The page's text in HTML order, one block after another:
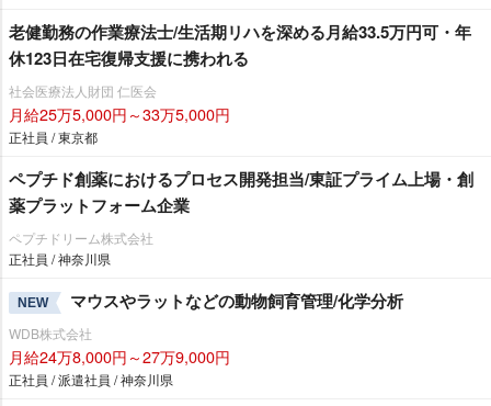
老健勤務の作業療法士/生活期リハを深める月給33.5万円可・年
休123日在宅復帰支援に携われる
社会医療法人財団 仁医会
月給25万5,000円～33万5,000円
正社員 / 東京都
ペプチド創薬におけるプロセス開発担当/東証プライム上場・創
薬プラットフォーム企業
ペプチドリーム株式会社
正社員 / 神奈川県
NEW マウスやラットなどの動物飼育管理/化学分析
WDB株式会社
月給24万8,000円～27万9,000円
正社員 / 派遣社員 / 神奈川県